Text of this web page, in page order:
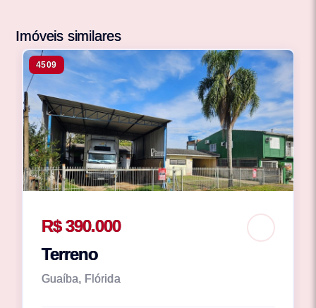
Imóveis similares
4509
R$ 390.000
Terreno
Guaíba, Flórida